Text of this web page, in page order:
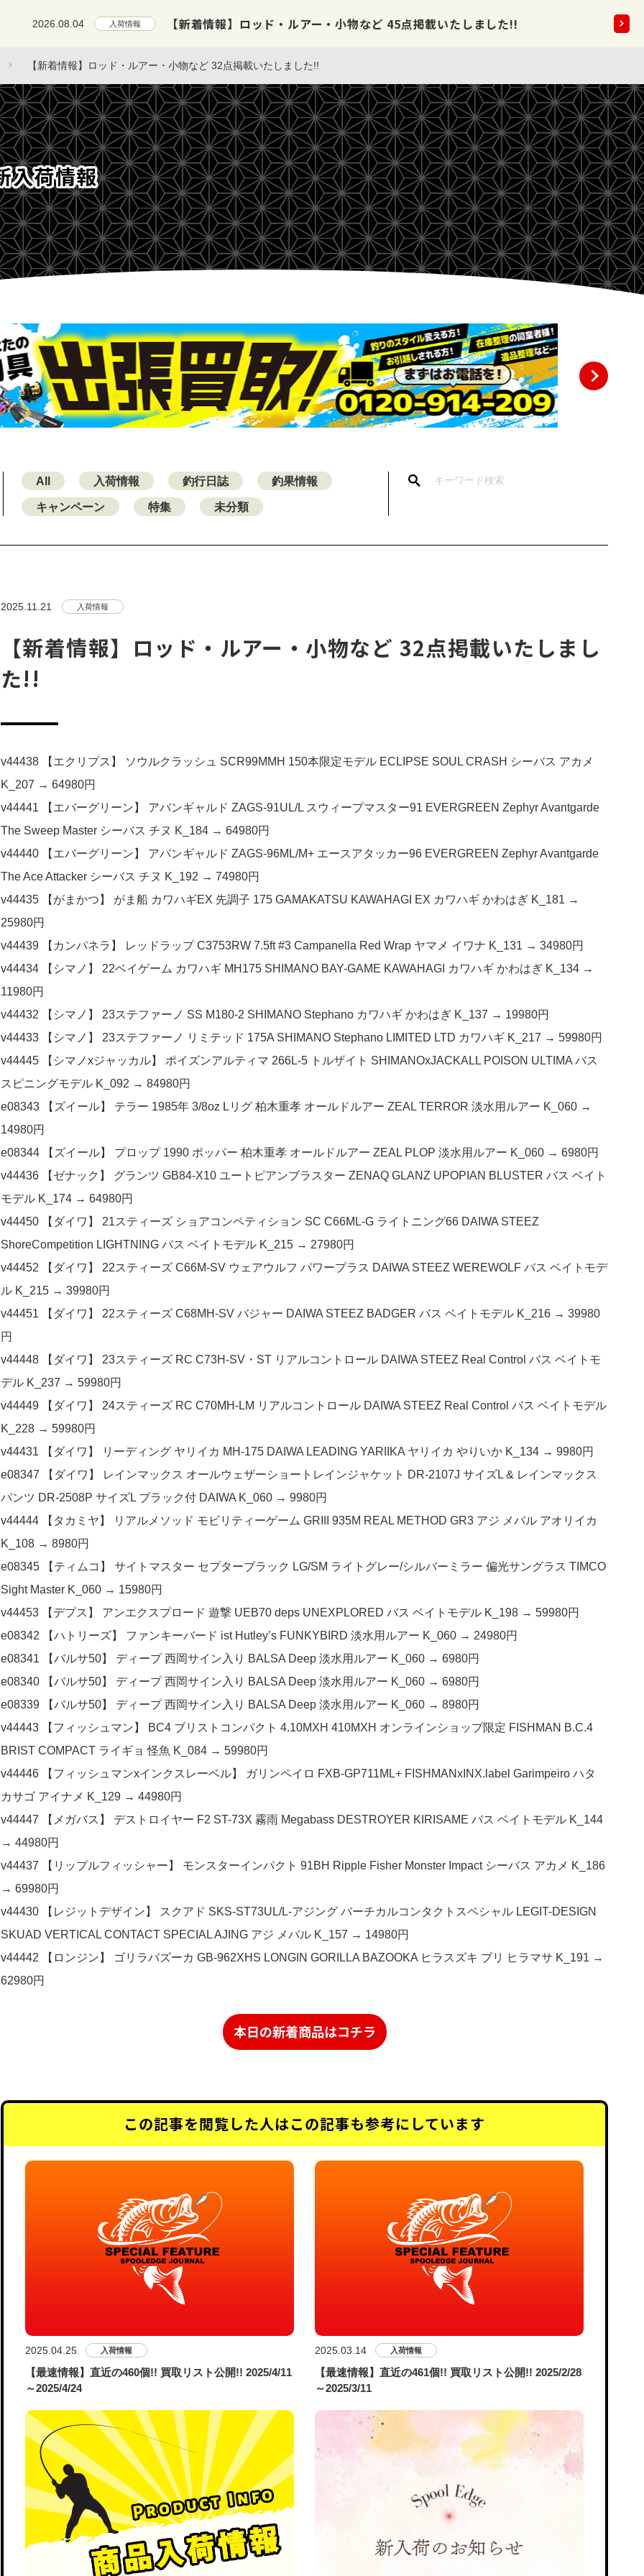
2026.08.04 入荷情報 【新着情報】ロッド・ルアー・小物など 45点掲載いたしました!!
【新着情報】ロッド・ルアー・小物など 32点掲載いたしました!!
入荷情報
All 入荷情報 釣行日誌 釣果情報
キャンペーン 特集 未分類
2025.11.21 入荷情報
【新着情報】ロッド・ルアー・小物など 32点掲載いたしまし
た!!
v44438 【エクリプス】 ソウルクラッシュ SCR99MMH 150本限定モデル ECLIPSE SOUL CRASH シーバス アカメ
K_207 → 64980円
v44441 【エバーグリーン】 アバンギャルド ZAGS-91UL/L スウィープマスター91 EVERGREEN Zephyr Avantgarde
The Sweep Master シーバス チヌ K_184 → 64980円
v44440 【エバーグリーン】 アバンギャルド ZAGS-96ML/M+ エースアタッカー96 EVERGREEN Zephyr Avantgarde
The Ace Attacker シーバス チヌ K_192 → 74980円
v44435 【がまかつ】 がま船 カワハギEX 先調子 175 GAMAKATSU KAWAHAGI EX カワハギ かわはぎ K_181 →
25980円
v44439 【カンパネラ】 レッドラップ C3753RW 7.5ft #3 Campanella Red Wrap ヤマメ イワナ K_131 → 34980円
v44434 【シマノ】 22ベイゲーム カワハギ MH175 SHIMANO BAY-GAME KAWAHAGI カワハギ かわはぎ K_134 →
11980円
v44432 【シマノ】 23ステファーノ SS M180-2 SHIMANO Stephano カワハギ かわはぎ K_137 → 19980円
v44433 【シマノ】 23ステファーノ リミテッド 175A SHIMANO Stephano LIMITED LTD カワハギ K_217 → 59980円
v44445 【シマノxジャッカル】 ポイズンアルティマ 266L-5 トルザイト SHIMANOxJACKALL POISON ULTIMA バス
スピニングモデル K_092 → 84980円
e08343 【ズイール】 テラー 1985年 3/8oz Lリグ 柏木重孝 オールドルアー ZEAL TERROR 淡水用ルアー K_060 →
14980円
e08344 【ズイール】 プロップ 1990 ポッパー 柏木重孝 オールドルアー ZEAL PLOP 淡水用ルアー K_060 → 6980円
v44436 【ゼナック】 グランツ GB84-X10 ユートピアンブラスター ZENAQ GLANZ UPOPIAN BLUSTER バス ベイト
モデル K_174 → 64980円
v44450 【ダイワ】 21スティーズ ショアコンペティション SC C66ML-G ライトニング66 DAIWA STEEZ
ShoreCompetition LIGHTNING バス ベイトモデル K_215 → 27980円
v44452 【ダイワ】 22スティーズ C66M-SV ウェアウルフ パワープラス DAIWA STEEZ WEREWOLF バス ベイトモデ
ル K_215 → 39980円
v44451 【ダイワ】 22スティーズ C68MH-SV バジャー DAIWA STEEZ BADGER バス ベイトモデル K_216 → 39980
円
v44448 【ダイワ】 23スティーズ RC C73H-SV・ST リアルコントロール DAIWA STEEZ Real Control バス ベイトモ
デル K_237 → 59980円
v44449 【ダイワ】 24スティーズ RC C70MH-LM リアルコントロール DAIWA STEEZ Real Control バス ベイトモデル
K_228 → 59980円
v44431 【ダイワ】 リーディング ヤリイカ MH-175 DAIWA LEADING YARIIKA ヤリイカ やりいか K_134 → 9980円
e08347 【ダイワ】 レインマックス オールウェザーショートレインジャケット DR-2107J サイズL & レインマックス
パンツ DR-2508P サイズL ブラック付 DAIWA K_060 → 9980円
v44444 【タカミヤ】 リアルメソッド モビリティーゲーム GRIII 935M REAL METHOD GR3 アジ メバル アオリイカ
K_108 → 8980円
e08345 【ティムコ】 サイトマスター セプターブラック LG/SM ライトグレー/シルバーミラー 偏光サングラス TIMCO
Sight Master K_060 → 15980円
v44453 【デプス】 アンエクスプロード 遊撃 UEB70 deps UNEXPLORED バス ベイトモデル K_198 → 59980円
e08342 【ハトリーズ】 ファンキーバード ist Hutley’s FUNKYBIRD 淡水用ルアー K_060 → 24980円
e08341 【バルサ50】 ディープ 西岡サイン入り BALSA Deep 淡水用ルアー K_060 → 6980円
e08340 【バルサ50】 ディープ 西岡サイン入り BALSA Deep 淡水用ルアー K_060 → 6980円
e08339 【バルサ50】 ディープ 西岡サイン入り BALSA Deep 淡水用ルアー K_060 → 8980円
v44443 【フィッシュマン】 BC4 ブリストコンパクト 4.10MXH 410MXH オンラインショップ限定 FISHMAN B.C.4
BRIST COMPACT ライギョ 怪魚 K_084 → 59980円
v44446 【フィッシュマンxインクスレーベル】 ガリンペイロ FXB-GP711ML+ FISHMANxINX.label Garimpeiro ハタ
カサゴ アイナメ K_129 → 44980円
v44447 【メガバス】 デストロイヤー F2 ST-73X 霧雨 Megabass DESTROYER KIRISAME バス ベイトモデル K_144
→ 44980円
v44437 【リップルフィッシャー】 モンスターインパクト 91BH Ripple Fisher Monster Impact シーバス アカメ K_186
→ 69980円
v44430 【レジットデザイン】 スクアド SKS-ST73UL/L-アジング バーチカルコンタクトスペシャル LEGIT-DESIGN
SKUAD VERTICAL CONTACT SPECIAL AJING アジ メバル K_157 → 14980円
v44442 【ロンジン】 ゴリラバズーカ GB-962XHS LONGIN GORILLA BAZOOKA ヒラスズキ ブリ ヒラマサ K_191 →
62980円
本日の新着商品はコチラ
この記事を閲覧した人はこの記事も参考にしています
2025.04.25 入荷情報
【最速情報】直近の460個!! 買取リスト公開!! 2025/4/11
～2025/4/24
2025.03.14 入荷情報
【最速情報】直近の461個!! 買取リスト公開!! 2025/2/28
～2025/3/11